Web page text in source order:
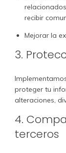
recibir
Mejorar la
3.
proteger tu
alteraciones,
4.
terceros